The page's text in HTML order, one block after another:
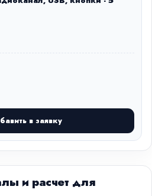
в заявку
и расчет для